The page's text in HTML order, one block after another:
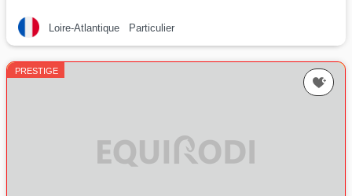
Loire-Atlantique Particulier
PRESTIGE